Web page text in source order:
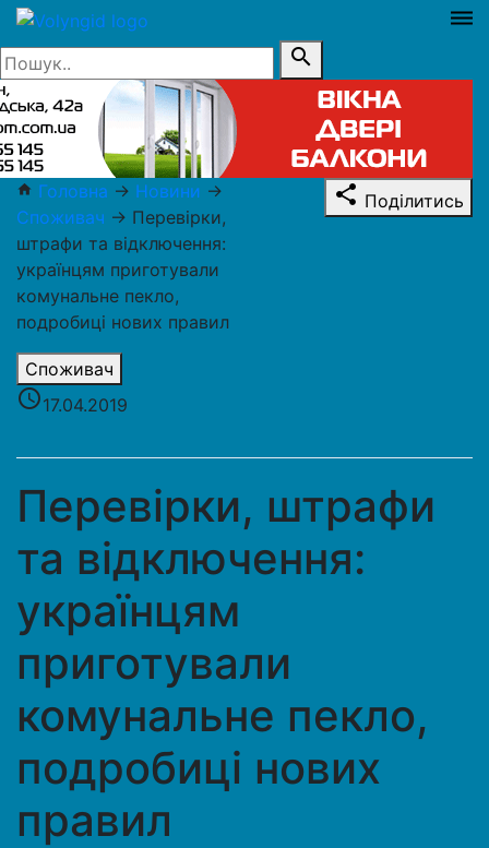
dehaze
search
home Головна → Новини →
Споживач → Перевірки,
штрафи та відключення:
українцям приготували
комунальне пекло,
подробиці нових правил
Споживач
access_time17.04.2019
share Поділитись
Перевірки, штрафи
та відключення:
українцям
приготували
комунальне пекло,
подробиці нових
правил